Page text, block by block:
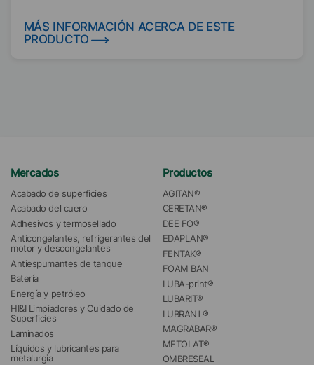
MÁS INFORMACIÓN ACERCA DE ESTE
PRODUCTO
Mercados
Acabado de superficies
Acabado del cuero
Adhesivos y termosellado
Anticongelantes, refrigerantes del
motor y descongelantes
Antiespumantes de tanque
Batería
Energía y petróleo
HI&I Limpiadores y Cuidado de
Superficies
Laminados
Líquidos y lubricantes para
metalurgia
Productos
AGITAN®
CERETAN®
DEE FO®
EDAPLAN®
FENTAK®
FOAM BAN
LUBA-print®
LUBARIT®
LUBRANIL®
MAGRABAR®
METOLAT®
OMBRESEAL